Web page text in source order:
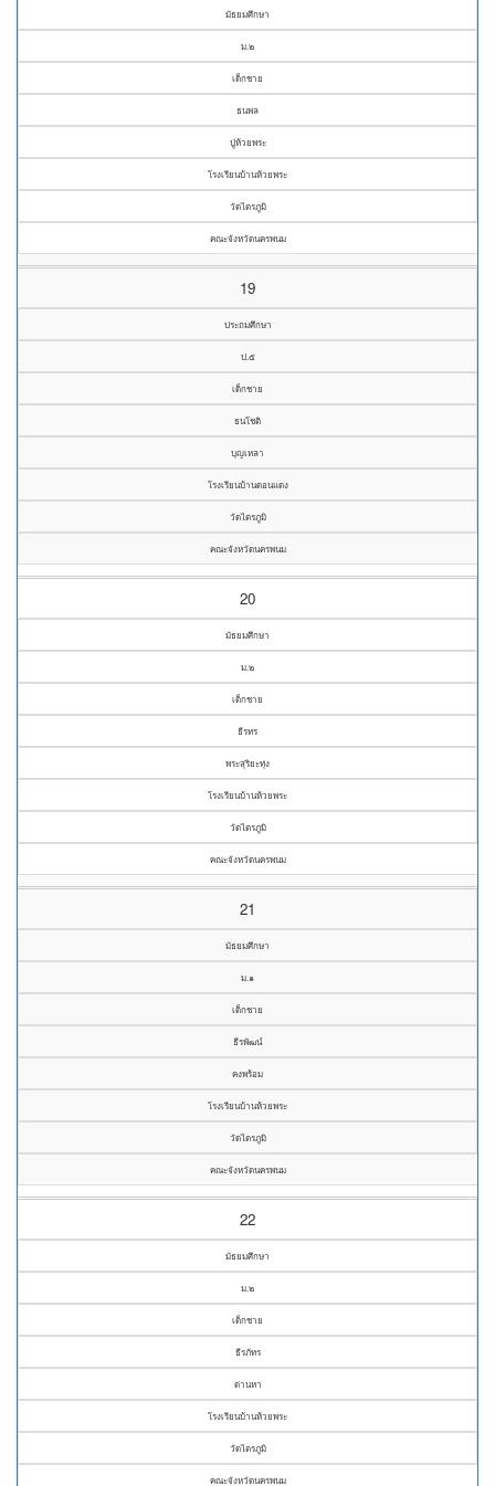
มัธยมศึกษา
ม.๒
เด็กชาย
ธนพล
ปู่ห้วยพระ
โรงเรียนบ้านห้วยพระ
วัดไตรภูมิ
คณะจังหวัดนครพนม
19
ประถมศึกษา
ป.๕
เด็กชาย
ธนโชติ
บุญเหลา
โรงเรียนบ้านดอนแดง
วัดไตรภูมิ
คณะจังหวัดนครพนม
20
มัธยมศึกษา
ม.๒
เด็กชาย
ธีรทร
พระสุริยะทุ่ง
โรงเรียนบ้านห้วยพระ
วัดไตรภูมิ
คณะจังหวัดนครพนม
21
มัธยมศึกษา
ม.๑
เด็กชาย
ธีรพัฒน์
คงพร้อม
โรงเรียนบ้านห้วยพระ
วัดไตรภูมิ
คณะจังหวัดนครพนม
22
มัธยมศึกษา
ม.๒
เด็กชาย
ธีรภัทร
ด่านหา
โรงเรียนบ้านห้วยพระ
วัดไตรภูมิ
คณะจังหวัดนครพนม